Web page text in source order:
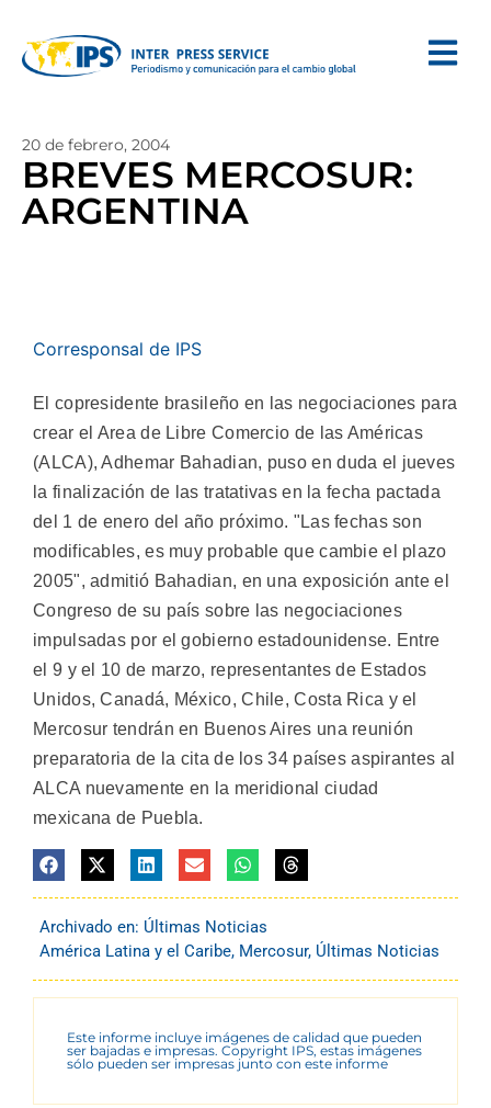
20 de febrero, 2004
BREVES MERCOSUR:
ARGENTINA
Corresponsal de IPS
El copresidente brasileño en las negociaciones para
crear el Area de Libre Comercio de las Américas
(ALCA), Adhemar Bahadian, puso en duda el jueves
la finalización de las tratativas en la fecha pactada
del 1 de enero del año próximo. "Las fechas son
modificables, es muy probable que cambie el plazo
2005", admitió Bahadian, en una exposición ante el
Congreso de su país sobre las negociaciones
impulsadas por el gobierno estadounidense. Entre
el 9 y el 10 de marzo, representantes de Estados
Unidos, Canadá, México, Chile, Costa Rica y el
Mercosur tendrán en Buenos Aires una reunión
preparatoria de la cita de los 34 países aspirantes al
ALCA nuevamente en la meridional ciudad
mexicana de Puebla.
Archivado en: Últimas Noticias
América Latina y el Caribe, Mercosur, Últimas Noticias
Este informe incluye imágenes de calidad que pueden
ser bajadas e impresas. Copyright IPS, estas imágenes
sólo pueden ser impresas junto con este informe